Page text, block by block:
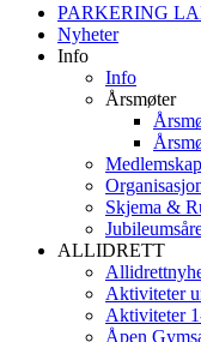
PARKERING
Nyheter
Info
Info
Årsmøter
Medlemskap
Skjema &
ALLIDRETT
Aktiviteter
Aktiviteter
Åpen